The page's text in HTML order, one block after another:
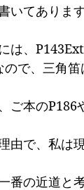
いてあります
は、
ので、三角笛
ご本のP186
由で、私は
番の近道と